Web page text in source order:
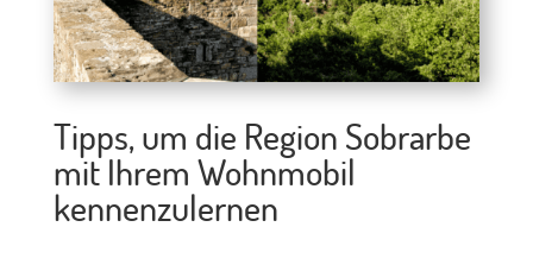
Tipps, um die Region Sobrarbe
mit Ihrem Wohnmobil
kennenzulernen